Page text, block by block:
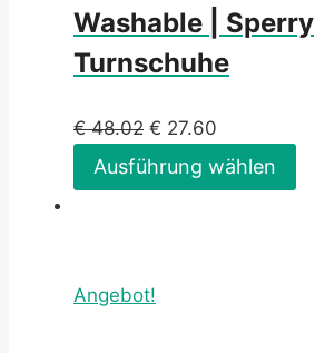
Washable | Sperry
Turnschuhe
€48.02 € 27.60
Ausführung wählen
Angebot!